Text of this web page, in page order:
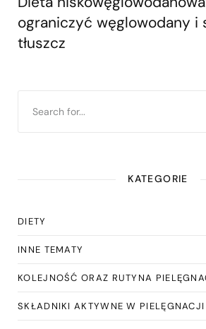
ograniczyć węglowodany i
tłuszcz
KATEGORIE
DIETY
INNE TEMATY
KOLEJNOŚĆ ORAZ RUTYNA
SKŁADNIKI AKTYWNE W